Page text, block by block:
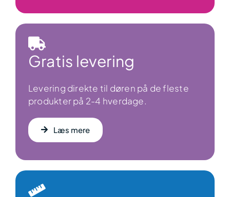
Gratis levering
Levering direkte til døren på de fleste
produkter på 2-4 hverdage.
Læs mere